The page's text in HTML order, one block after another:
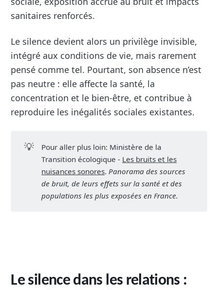
sanitaires renforcés.
Le silence devient alors un privilège invisible,
intégré aux conditions de vie, mais rarement
pensé comme tel. Pourtant, son absence n’est
pas neutre : elle affecte la santé, la
concentration et le bien-être, et contribue à
reproduire les inégalités sociales existantes.
💡
Pour aller plus loin: Ministère de la
Transition écologique - Les bruits et les
nuisances sonores. Panorama des sources
de bruit, de leurs effets sur la santé et des
populations les plus exposées en France.
Le silence dans les relations :